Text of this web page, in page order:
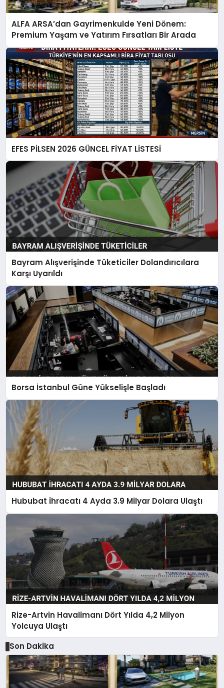
ALFA ARSA’dan Gayrimenkulde Yeni Dönem:
Premium Yaşam ve Yatırım Fırsatları Bir Arada
EFES PİLSEN 2026 GÜNCEL FİYAT LİSTESİ
Bayram Alışverişinde Tüketiciler Dolandırıcılara
Karşı Uyarıldı
Borsa İstanbul Güne Yükselişle Başladı
Hububat İhracatı 4 Ayda 3.9 Milyar Dolara Ulaştı
Rize-Artvin Havalimanı Dört Yılda 4,2 Milyon
Yolcuya Ulaştı
Son Dakika